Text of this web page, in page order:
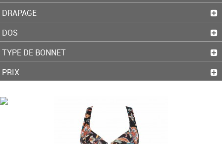
DRAPAGE
DOS
TYPE DE BONNET
PRIX